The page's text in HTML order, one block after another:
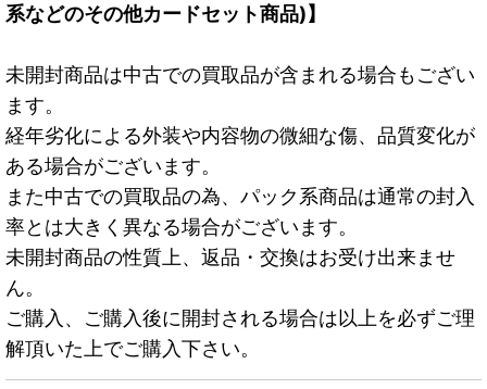
系などのその他カードセット商品)】
未開封商品は中古での買取品が含まれる場合もござい
ます。
経年劣化による外装や内容物の微細な傷、品質変化が
ある場合がございます。
また中古での買取品の為、パック系商品は通常の封入
率とは大きく異なる場合がございます。
未開封商品の性質上、返品・交換はお受け出来ませ
ん。
ご購入、ご購入後に開封される場合は以上を必ずご理
解頂いた上でご購入下さい。